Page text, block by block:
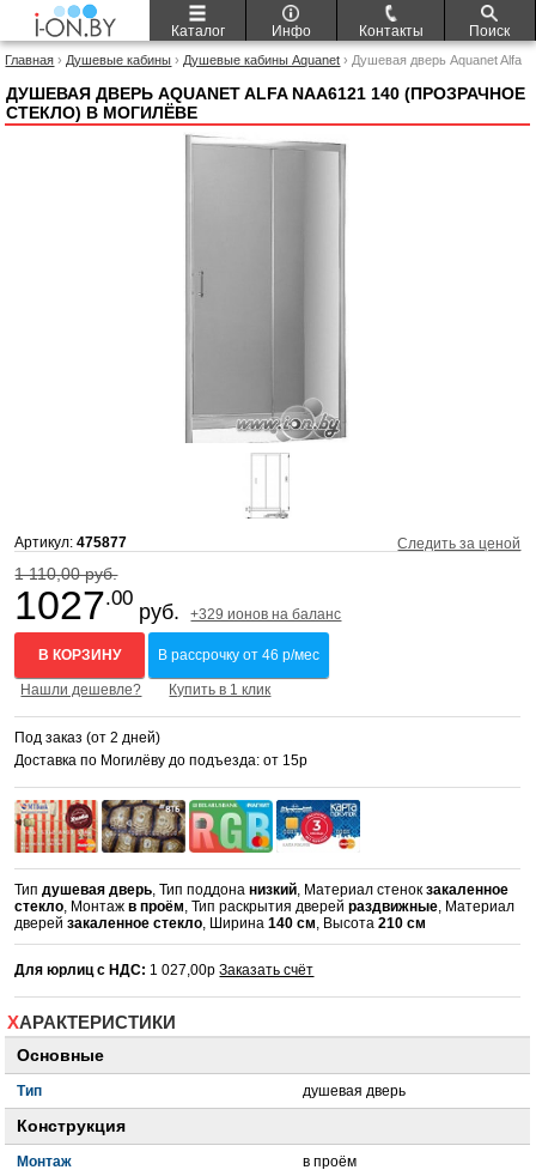
Каталог Инфо Контакты Поиск
Главная › Душевые кабины › Душевые кабины Aquanet › Душевая дверь Aquanet Alfa
ДУШЕВАЯ ДВЕРЬ AQUANET ALFA NAA6121 140 (ПРОЗРАЧНОЕ
СТЕКЛО) В МОГИЛЁВЕ
Артикул:475877 Следить за ценой
1 110,00 руб.
1027.00
руб. +329 ионов на баланс
В КОРЗИНУ В рассрочку от 46 р/мес
Нашли дешевле? Купить в 1 клик
Под заказ (от 2 дней)
Доставка по Могилёву до подъезда: от 15р
Типдушевая дверь, Тип поддонанизкий, Материал стенокзакаленное
стекло, Монтажв проём, Тип раскрытия дверейраздвижные, Материал
дверейзакаленное стекло, Ширина140 см, Высота210 см
Для юрлиц с НДС: 1 027,00рЗаказать счёт
ХАРАКТЕРИСТИКИ
Основные
Тип душевая дверь
Конструкция
Монтаж в проём